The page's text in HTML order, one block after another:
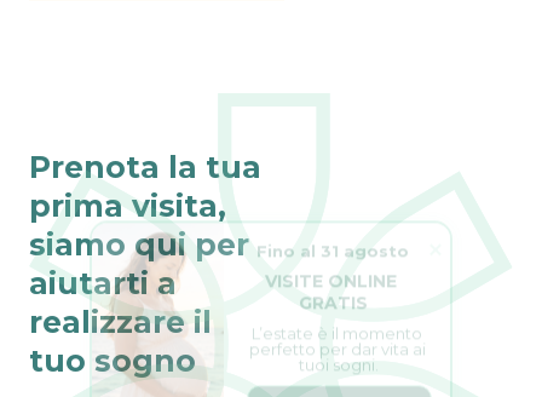
Prenota la tua
prima visita,
siamo qui per
aiutarti a
realizzare il
tuo sogno
VISITE ONLINE
GRATIS
L’estate è il momento
perfetto per dar vita ai
tuoi sogni.
PRENOTA ORA